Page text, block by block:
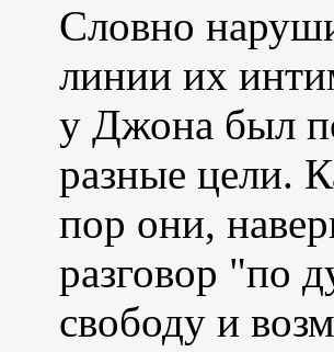
Словно
линии их
у Джона был
разные цели.
пор они,
разговор "по
свободу и